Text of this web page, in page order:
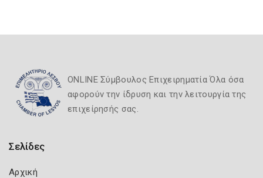
ONLINE Σύμβουλος Επιχειρηματία Όλα όσα
αφορούν την ίδρυση και την λειτουργία της
επιχείρησής σας.
Σελίδες
Αρχική